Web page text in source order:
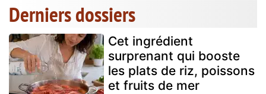
Derniers dossiers
Cet ingrédient
surprenant qui booste
les plats de riz, poissons
et fruits de mer